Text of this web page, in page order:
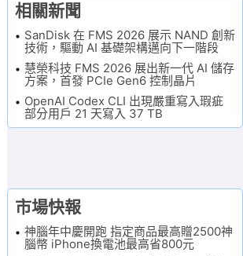
相關新聞
SanDisk 在 FMS 2026 展示 NAND 創新
技術，驅動 AI 基礎架構邁向下一階段
慧榮科技 FMS 2026 展出新一代 AI 儲存
方案，首發 PCIe Gen6 控制晶片
OpenAI Codex CLI 出現嚴重寫入瑕疵
部分用戶 21 天寫入 37 TB
市場快報
神腦年中慶開跑 指定商品最高贈2500神
腦幣 iPhone換電池最高省800元